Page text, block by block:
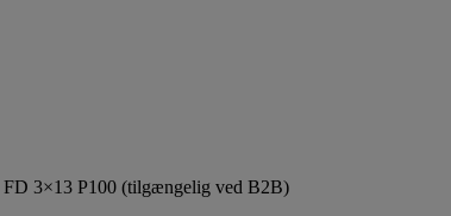
3×13 P100 (tilgængelig ved B2B)